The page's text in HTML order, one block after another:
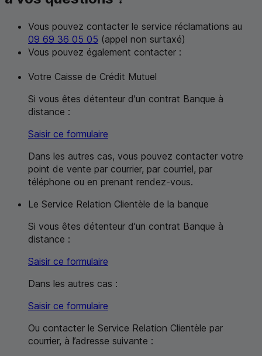
Vous pouvez contacter le service réclamations au
09 69 36 05 05 (appel non surtaxé)
Vous pouvez également contacter :
Votre Caisse de Crédit Mutuel
Si vous êtes détenteur d'un contrat Banque à
distance :
Saisir ce formulaire
Dans les autres cas, vous pouvez contacter votre
point de vente par courrier, par courriel, par
téléphone ou en prenant rendez-vous.
Le Service Relation Clientèle de la banque
Si vous êtes détenteur d'un contrat Banque à
distance :
Saisir ce formulaire
Dans les autres cas :
Saisir ce formulaire
Ou contacter le Service Relation Clientèle par
courrier, à l’adresse suivante :